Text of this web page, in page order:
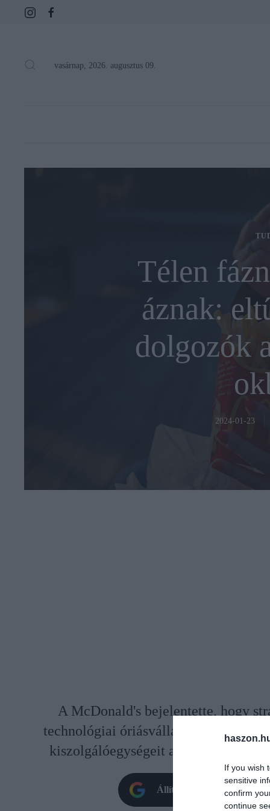
If you wish
sensitive
confirm
continue
vasárnap, 2026. augusztus 09.
Télen
áznak:
dolgozók
2024-01-23
A McDonald's bejelentette, hogy
technológiai óriásvállalattal annak
kiszolgálóegységeit a mesterséges
Állítsd be oldalunkat